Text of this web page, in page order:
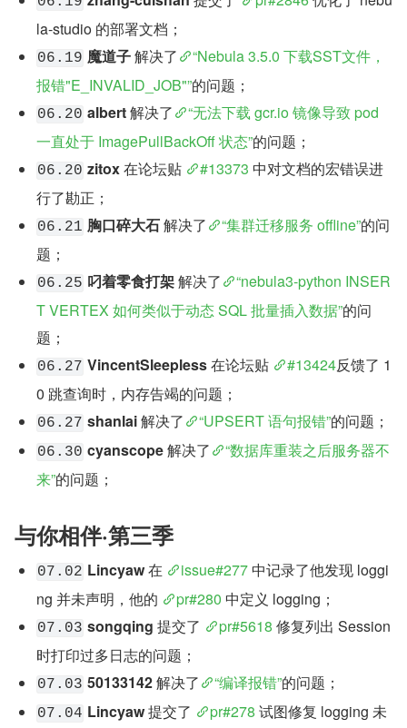
la-studio 的部署文档；
06.19 魔道子 解决了
“Nebula 3.5.0 下载SST文件，
报错"E_INVALID_JOB"”的问题；
06.20 albert 解决了
“无法下载 gcr.io 镜像导致 pod
一直处于 ImagePullBackOff 状态”的问题；
06.20 zitox 在论坛贴 #13373 中对文档的宏错误进
行了勘正；
06.21 胸口碎大石 解决了 “集群迁移服务 offline”的问
题；
06.25 叼着零食打架 解决了
“nebula3-python INSER
T VERTEX 如何类似于动态 SQL 批量插入数据”的问
题；
06.27 VincentSleepless 在论坛贴 #13424反馈了 1
0 跳查询时，内存告竭的问题；
06.27 shanlai 解决了 “UPSERT 语句报错”的问题；
06.30 cyanscope 解决了
“数据库重装之后服务器不
来”的问题；
与你相伴·第三季
07.02 Lincyaw 在 issue#277 中记录了他发现 loggi
ng 并未声明，他的
pr#280 中定义 logging；
07.03 songqing 提交了 pr#5618 修复列出 Session
时打印过多日志的问题；
07.03 50133142 解决了 “编译报错”的问题；
07.04 Lincyaw 提交了 pr#278 试图修复 logging 未